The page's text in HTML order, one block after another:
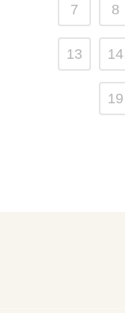
7 8
13 14
19